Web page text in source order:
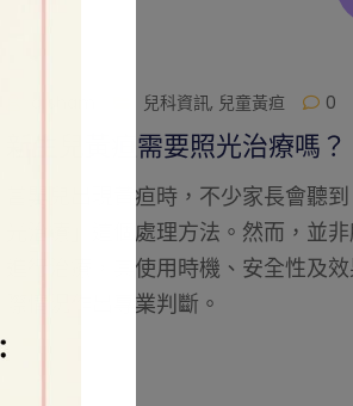
兒科資訊,兒童黃疸
黃疸不退會影響孩子健康嗎？
新生兒黃疸雖然常見，但不同類型
義及風險可以截然不同。對家長而
與「異常」之間的差異，以及何時
保障嬰兒健康尤為重要。